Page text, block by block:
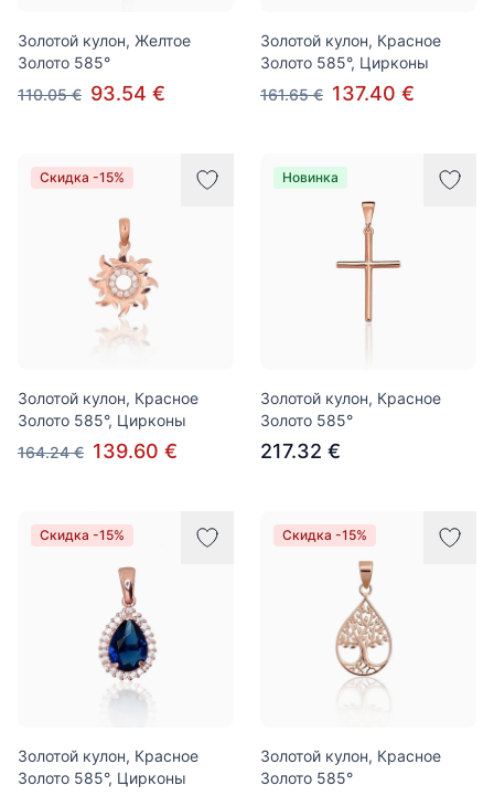
Золотой кулон, Желтое
Золото 585°
110.05 € 93.54 €
Золотой кулон, Красное
Золото 585°, Цирконы
161.65 € 137.40 €
Скидка -15%
Золотой кулон, Красное
Золото 585°, Цирконы
164.24 € 139.60 €
Новинка
Золотой кулон, Красное
Золото 585°
217.32 €
Скидка -15%
Золотой кулон, Красное
Золото 585°, Цирконы
Скидка -15%
Золотой кулон, Красное
Золото 585°